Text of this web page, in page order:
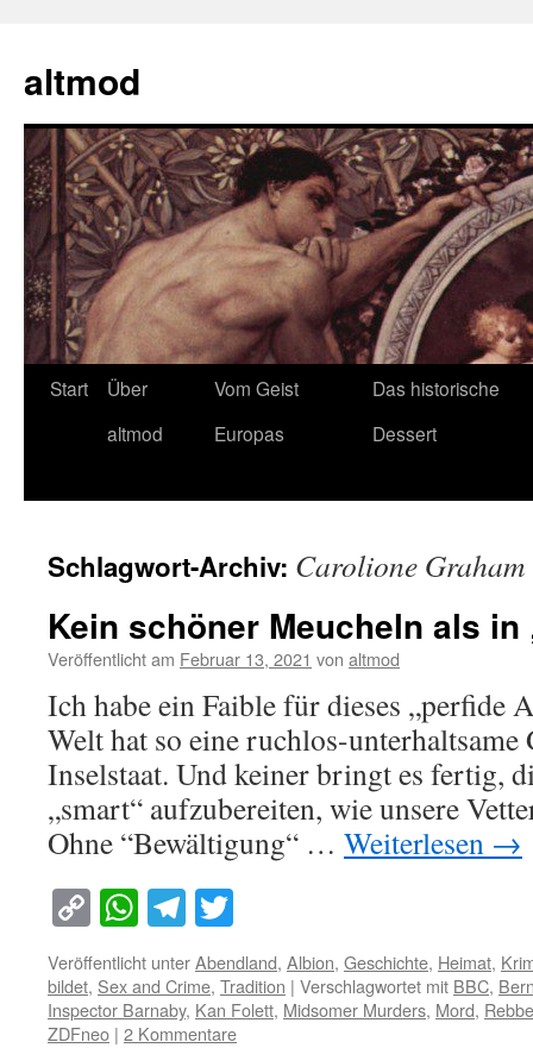
springen
altmod
Start
Über
altmod
Vom Geist
Europas
Das historische
Dessert
Schlagwort-Archiv: Carolione Graham
Kein schöner Meucheln als
Veröffentlicht am Februar 13, 2021 von altmod
Ich habe ein Faible für dieses „perfide
Welt hat so eine ruchlos-unterhaltsame
Inselstaat. Und keiner bringt es fertig,
„smart“ aufzubereiten, wie unsere
Ohne “Bewältigung“ … Weiterlesen →
Copy
Link
WhatsApp
Telegram
Veröffentlicht unterAbendland, Albion, Geschichte, Heimat,
bildet, Sex and Crime, Tradition | Verschlagwortet mit BBC,
Inspector Barnaby, Kan Folett, Midsomer Murders, Mord,
ZDFneo | 2 Kommentare